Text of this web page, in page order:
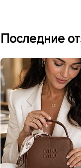
Последние